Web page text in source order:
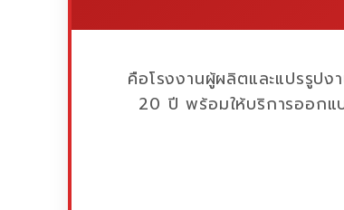
คือโรงงานผู้ผลิตและแปรรูป
20 ปี พร้อมให้บริการออก